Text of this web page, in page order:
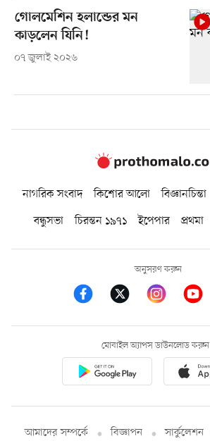
গোলমেশিন হলান্ডের মন
কাড়লেন যিনি!
০৭ জুলাই ২০২৬
নাগরিক সংবাদ কিশোর আলো বিজ্ঞানচিন্তা
বন্ধুসভা
চিরন্তন ১৯৭১ ইপেপার প্রথমা
অনুসরণ করুন
মোবাইল অ্যাপস ডাউনলোড করুন
আমাদের সম্পর্কে বিজ্ঞাপন সার্কুলেশন